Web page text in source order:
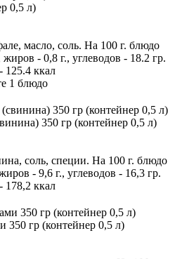
0,5 л)
масло, соль. На 100 г. блюдо
- 0,8 г., углеводов - 18.2 гр.
125.4 ккал
1 блюдо
350 гр (контейнер 0,5 л)
соль, специи. На 100 г. блюдо
- 9,6 г., углеводов - 16,3 гр.
178,2 ккал
350 гр (контейнер 0,5 л)